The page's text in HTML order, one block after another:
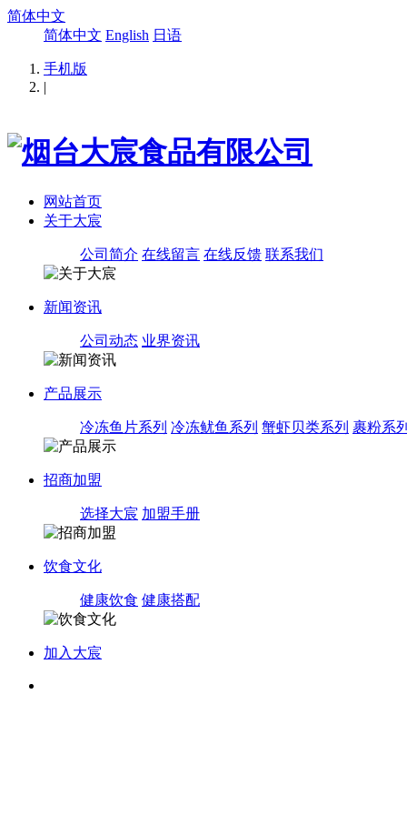
简体中文
简体中文 English 日语
手机版
|
网站首页
关于大宸
公司简介 在线留言 在线反馈 联系我们
新闻资讯
公司动态 业界资讯
产品展示
冷冻鱼片系列 冷冻鱿鱼系列 蟹虾贝类系列 裹粉系
招商加盟
选择大宸 加盟手册
饮食文化
健康饮食 健康搭配
加入大宸